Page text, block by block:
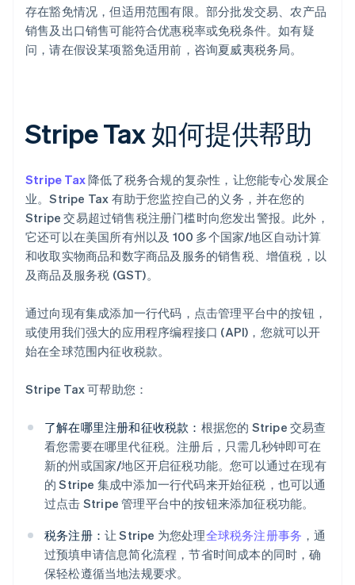
存在豁免情况，但适用范围有限。部分批发交易、农产品
销售及出口销售可能符合优惠税率或免税条件。如有疑
问，请在假设某项豁免适用前，咨询夏威夷税务局。
Stripe Tax 如何提供帮助
Stripe Tax降低了税务合规的复杂性，让您能专心发展企
业。Stripe Tax 有助于您监控自己的义务，并在您的
Stripe 交易超过销售税注册门槛时向您发出警报。此外，
它还可以在美国所有州以及 100 多个国家/地区自动计算
和收取实物商品和数字商品及服务的销售税、增值税，以
及商品及服务税 (GST)。
通过向现有集成添加一行代码，点击管理平台中的按钮，
或使用我们强大的应用程序编程接口 (API)，您就可以开
始在全球范围内征收税款。
Stripe Tax 可帮助您：
了解在哪里注册和征收税款： 根据您的 Stripe 交易查
看您需要在哪里代征税。注册后，只需几秒钟即可在
新的州或国家/地区开启征税功能。您可以通过在现有
的 Stripe 集成中添加一行代码来开始征税，也可以通
过点击 Stripe 管理平台中的按钮来添加征税功能。
税务注册： 让 Stripe 为您处理全球税务注册事务 ，通
过预填申请信息简化流程，节省时间成本的同时，确
保轻松遵循当地法规要求。